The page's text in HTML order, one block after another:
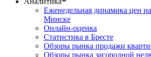
Еженедельная динамика цен
Минске
Онлайн-оценка
Статистика в Бресте
Обзоры рынка продажи
Обзоры рынка загородной